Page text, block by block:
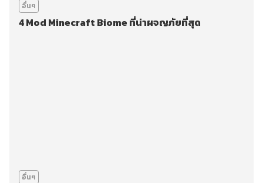
อื่นๆ
4 Mod Minecraft Biome ที่น่าผจญภัยที่สุด
อื่นๆ